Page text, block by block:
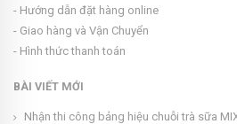
- Hướng dẫn đặt hàng online
- Giao hàng và Vận Chuyển
- Hình thức thanh toán
BÀI VIẾT MỚI
Nhận thi công bảng hiệu chuỗi trà sữa